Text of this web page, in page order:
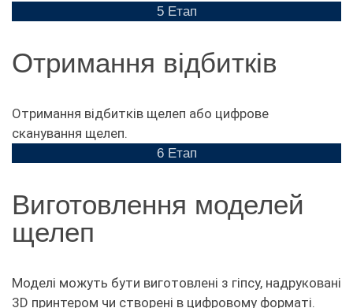
5 Етап
Отримання відбитків
Отримання відбитків щелеп або цифрове
сканування щелеп.
6 Етап
Виготовлення моделей
щелеп
Моделі можуть бути виготовлені з гіпсу, надруковані
3D принтером чи створені в цифровому форматі.